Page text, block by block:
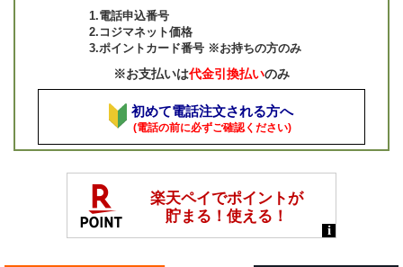
1.電話申込番号
2.コジマネット価格
3.ポイントカード番号 ※お持ちの方のみ
※お支払いは代金引換払いのみ
初めて電話注文される方へ
(電話の前に必ずご確認ください)